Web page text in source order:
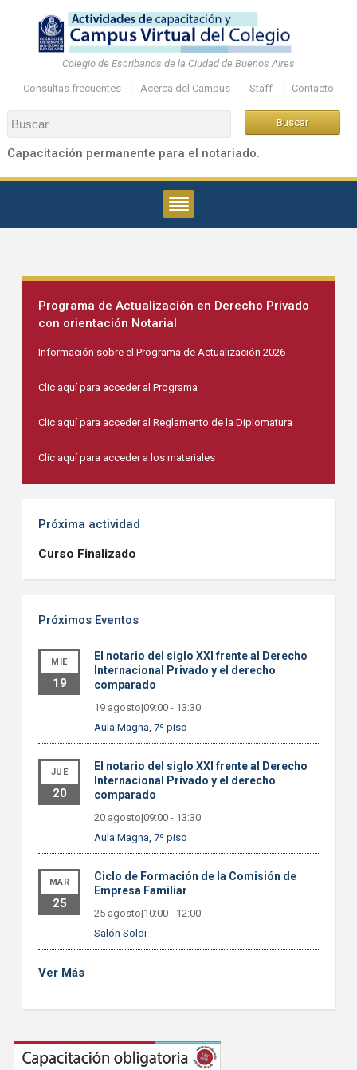
Colegio de Escribanos de la Ciudad de Buenos Aires
Consultas frecuentes Acerca del Campus Staff Contacto
Capacitación permanente para el notariado.
Programa de Actualización en Derecho Privado
con orientación Notarial
Información sobre el Programa de Actualización 2026
Clic aquí para acceder al Programa
Clic aquí para acceder al Reglamento de la Diplomatura
Clic aquí para acceder a los materiales
Próxima actividad
Curso Finalizado
Próximos Eventos
MIE
19
El notario del siglo XXI frente al Derecho
Internacional Privado y el derecho
comparado
19 agosto|09:00 - 13:30
Aula Magna, 7º piso
JUE
20
El notario del siglo XXI frente al Derecho
Internacional Privado y el derecho
comparado
20 agosto|09:00 - 13:30
Aula Magna, 7º piso
MAR
25
Ciclo de Formación de la Comisión de
Empresa Familiar
25 agosto|10:00 - 12:00
Salón Soldi
Ver Más